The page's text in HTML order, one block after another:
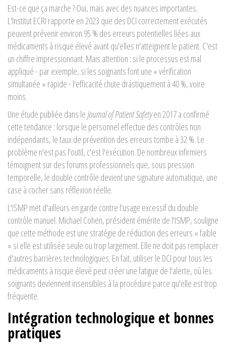
Est-ce que ça marche ? Oui, mais avec des nuances importantes.
L'Institut ECRI rapporte en 2023 que des DCI correctement exécutés
peuvent prévenir environ 95 % des erreurs potentielles liées aux
médicaments à risque élevé avant qu'elles n'atteignent le patient. C'est
un chiffre impressionnant. Mais attention : si le processus est mal
appliqué - par exemple, si les soignants font une « vérification
simultanée » rapide - l'efficacité chute drástiquement à 40 %, voire
moins.
Une étude publiée dans leJournal of Patient Safetyen 2017 a confirmé
cette tendance : lorsque le personnel effectue des contrôles non
indépendants, le taux de prévention des erreurs tombe à 32 %. Le
problème n'est pas l'outil, c'est l'exécution. De nombreux infirmiers
témoignent sur des forums professionnels que, sous pression
temporelle, le double contrôle devient une signature automatique, une
case à cocher sans réflexion réelle.
L'ISMP met d'ailleurs en garde contre l'usage excessif du double
contrôle manuel. Michael Cohen, président émérite de l'ISMP, souligne
que cette méthode est une stratégie de réduction des erreurs « faible
» si elle est utilisée seule ou trop largement. Elle ne doit pas remplacer
d'autres barrières technologiques. En fait, utiliser le DCI pour tous les
médicaments à risque élevé peut créer une fatigue de l'alerte, où les
soignants deviennent insensibles à la procédure parce qu'elle est trop
fréquente.
Intégration technologique et bonnes
pratiques